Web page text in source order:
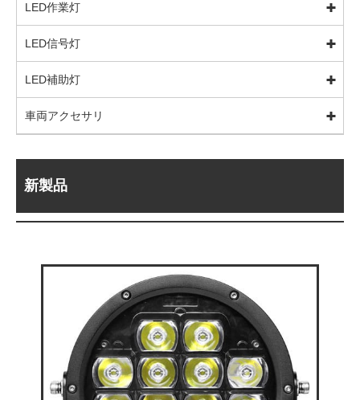
LED作業灯
LED信号灯
LED補助灯
車両アクセサリ
新製品